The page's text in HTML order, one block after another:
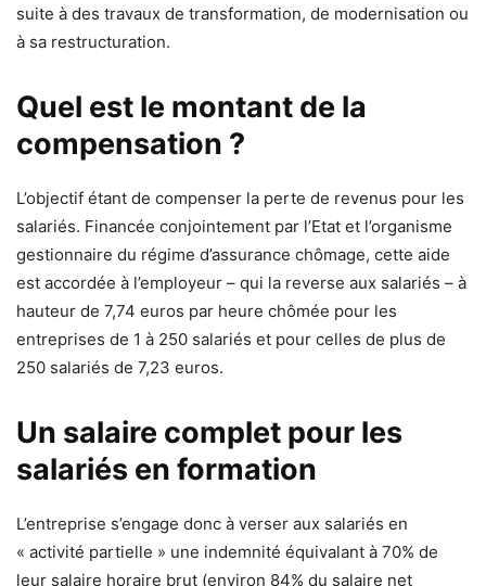
suite à des travaux de transformation, de modernisation ou
à sa restructuration.
Quel est le montant de la
compensation ?
L’objectif étant de compenser la perte de revenus pour les
salariés. Financée conjointement par l’Etat et l’organisme
gestionnaire du régime d’assurance chômage, cette aide
est accordée à l’employeur – qui la reverse aux salariés – à
hauteur de 7,74 euros par heure chômée pour les
entreprises de 1 à 250 salariés et pour celles de plus de
250 salariés de 7,23 euros.
Un salaire complet pour les
salariés en formation
L’entreprise s’engage donc à verser aux salariés en
« activité partielle » une indemnité équivalant à 70% de
leur salaire horaire brut (environ 84% du salaire net